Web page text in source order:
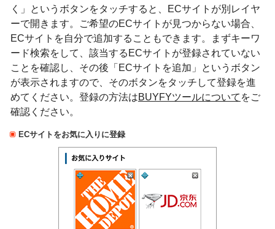
く」というボタンをタッチすると、ECサイトが別レイヤ
ーで開きます。ご希望のECサイトが見つからない場合、
ECサイトを自分で追加することもできます。まずキーワ
ード検索をして、該当するECサイトが登録されていない
ことを確認し、その後「ECサイトを追加」というボタン
が表示されますので、そのボタンをタッチして登録を進
めてください。登録の方法はBUYFYツールについて をご
確認ください。
ECサイトをお気に入りに登録